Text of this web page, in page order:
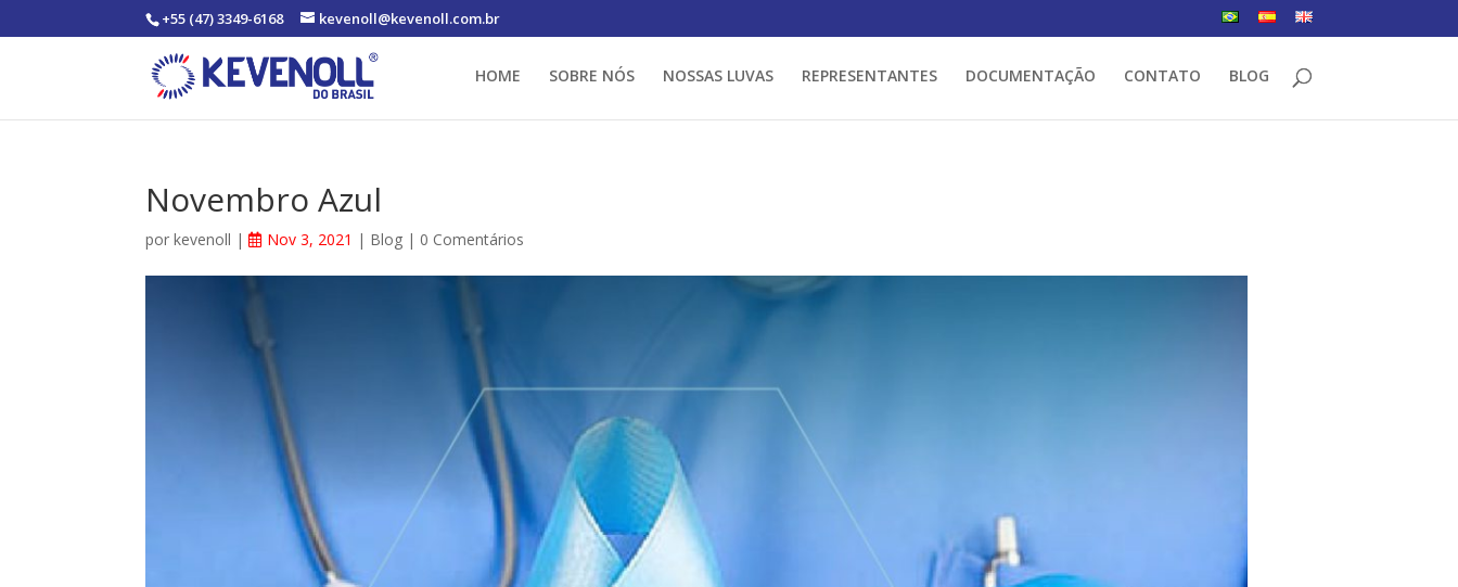
+55 (47) 3349-6168 kevenoll@kevenoll.com.br
HOME SOBRE NÓS NOSSAS LUVAS REPRESENTANTES DOCUMENTAÇÃO CONTATO BLOG
Novembro Azul
porkevenoll | Nov 3, 2021 | Blog | 0 Comentários